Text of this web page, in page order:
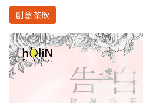
創意茶飲